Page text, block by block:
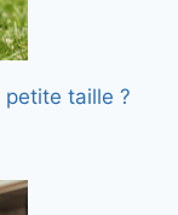
taille ?